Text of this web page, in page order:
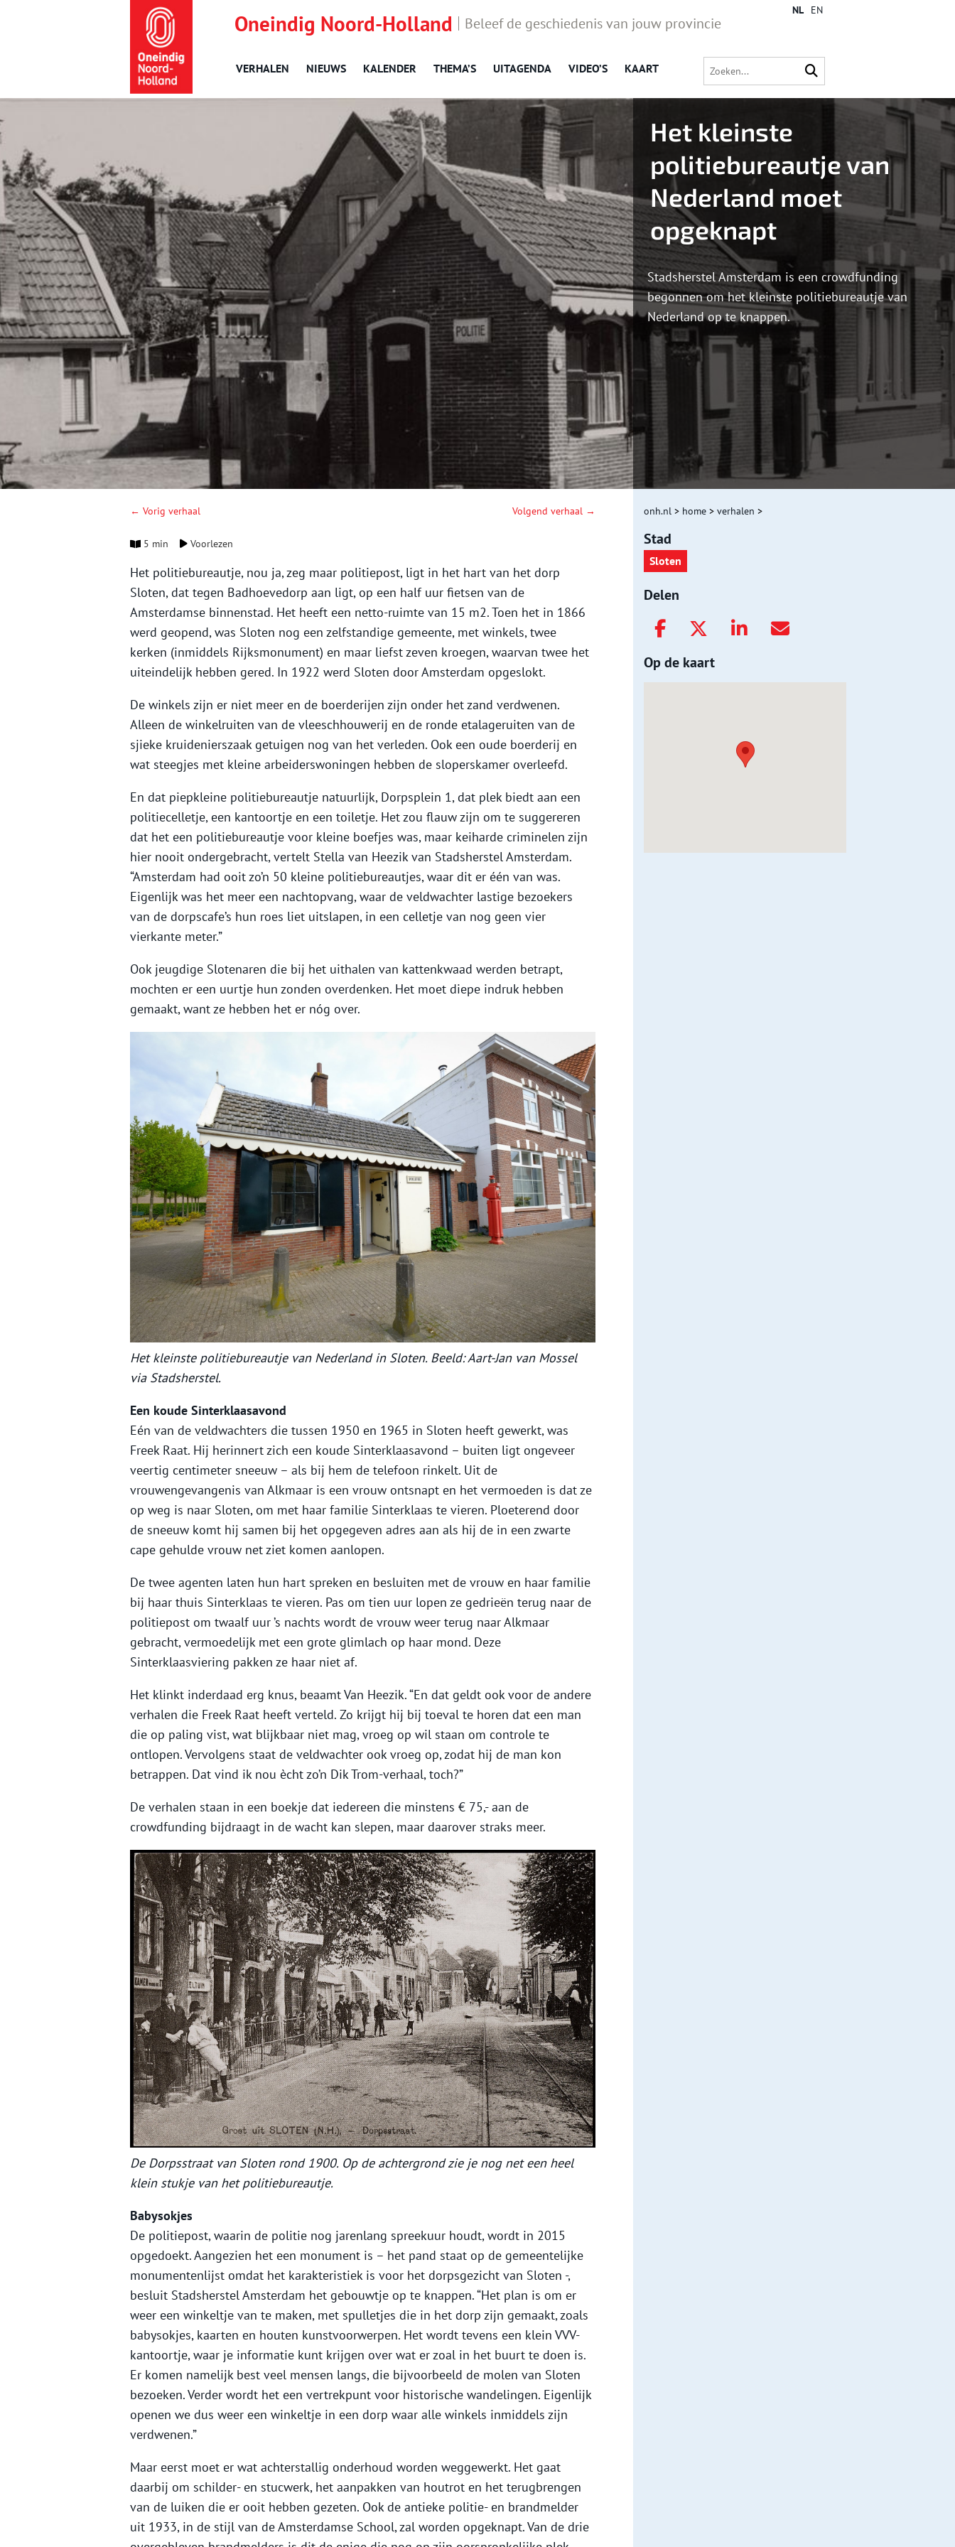
Oneindig Noord-Holland Beleef de geschiedenis van jouw provincie
VERHALEN NIEUWS KALENDER THEMA’S UITAGENDA VIDEO’S KAART
NL EN
Het kleinste
politiebureautje van
Nederland moet
opgeknapt
Stadsherstel Amsterdam is een crowdfunding
begonnen om het kleinste politiebureautje van
Nederland op te knappen.
← Vorig verhaal Volgend verhaal →
5 min Voorlezen
Het politiebureautje, nou ja, zeg maar politiepost, ligt in het hart van het dorp
Sloten, dat tegen Badhoevedorp aan ligt, op een half uur fietsen van de
Amsterdamse binnenstad. Het heeft een netto-ruimte van 15 m2. Toen het in 1866
werd geopend, was Sloten nog een zelfstandige gemeente, met winkels, twee
kerken (inmiddels Rijksmonument) en maar liefst zeven kroegen, waarvan twee het
uiteindelijk hebben gered. In 1922 werd Sloten door Amsterdam opgeslokt.
De winkels zijn er niet meer en de boerderijen zijn onder het zand verdwenen.
Alleen de winkelruiten van de vleeschhouwerij en de ronde etalageruiten van de
sjieke kruidenierszaak getuigen nog van het verleden. Ook een oude boerderij en
wat steegjes met kleine arbeiderswoningen hebben de sloperskamer overleefd.
En dat piepkleine politiebureautje natuurlijk, Dorpsplein 1, dat plek biedt aan een
politiecelletje, een kantoortje en een toiletje. Het zou flauw zijn om te suggereren
dat het een politiebureautje voor kleine boefjes was, maar keiharde criminelen zijn
hier nooit ondergebracht, vertelt Stella van Heezik van Stadsherstel Amsterdam.
“Amsterdam had ooit zo’n 50 kleine politiebureautjes, waar dit er één van was.
Eigenlijk was het meer een nachtopvang, waar de veldwachter lastige bezoekers
van de dorpscafe’s hun roes liet uitslapen, in een celletje van nog geen vier
vierkante meter.”
Ook jeugdige Slotenaren die bij het uithalen van kattenkwaad werden betrapt,
mochten er een uurtje hun zonden overdenken. Het moet diepe indruk hebben
gemaakt, want ze hebben het er nóg over.
Het kleinste politiebureautje van Nederland in Sloten. Beeld: Aart-Jan van Mossel
via Stadsherstel.
Een koude Sinterklaasavond
Eén van de veldwachters die tussen 1950 en 1965 in Sloten heeft gewerkt, was
Freek Raat. Hij herinnert zich een koude Sinterklaasavond – buiten ligt ongeveer
veertig centimeter sneeuw – als bij hem de telefoon rinkelt. Uit de
vrouwengevangenis van Alkmaar is een vrouw ontsnapt en het vermoeden is dat ze
op weg is naar Sloten, om met haar familie Sinterklaas te vieren. Ploeterend door
de sneeuw komt hij samen bij het opgegeven adres aan als hij de in een zwarte
cape gehulde vrouw net ziet komen aanlopen.
De twee agenten laten hun hart spreken en besluiten met de vrouw en haar familie
bij haar thuis Sinterklaas te vieren. Pas om tien uur lopen ze gedrieën terug naar de
politiepost om twaalf uur ’s nachts wordt de vrouw weer terug naar Alkmaar
gebracht, vermoedelijk met een grote glimlach op haar mond. Deze
Sinterklaasviering pakken ze haar niet af.
Het klinkt inderdaad erg knus, beaamt Van Heezik. “En dat geldt ook voor de andere
verhalen die Freek Raat heeft verteld. Zo krijgt hij bij toeval te horen dat een man
die op paling vist, wat blijkbaar niet mag, vroeg op wil staan om controle te
ontlopen. Vervolgens staat de veldwachter ook vroeg op, zodat hij de man kon
betrappen. Dat vind ik nou ècht zo’n Dik Trom-verhaal, toch?”
De verhalen staan in een boekje dat iedereen die minstens € 75,- aan de
crowdfunding bijdraagt in de wacht kan slepen, maar daarover straks meer.
De Dorpsstraat van Sloten rond 1900. Op de achtergrond zie je nog net een heel
klein stukje van het politiebureautje.
Babysokjes
De politiepost, waarin de politie nog jarenlang spreekuur houdt, wordt in 2015
opgedoekt. Aangezien het een monument is – het pand staat op de gemeentelijke
monumentenlijst omdat het karakteristiek is voor het dorpsgezicht van Sloten -,
besluit Stadsherstel Amsterdam het gebouwtje op te knappen. “Het plan is om er
weer een winkeltje van te maken, met spulletjes die in het dorp zijn gemaakt, zoals
babysokjes, kaarten en houten kunstvoorwerpen. Het wordt tevens een klein VVV-
kantoortje, waar je informatie kunt krijgen over wat er zoal in het buurt te doen is.
Er komen namelijk best veel mensen langs, die bijvoorbeeld de molen van Sloten
bezoeken. Verder wordt het een vertrekpunt voor historische wandelingen. Eigenlijk
openen we dus weer een winkeltje in een dorp waar alle winkels inmiddels zijn
verdwenen.”
Maar eerst moet er wat achterstallig onderhoud worden weggewerkt. Het gaat
daarbij om schilder- en stucwerk, het aanpakken van houtrot en het terugbrengen
van de luiken die er ooit hebben gezeten. Ook de antieke politie- en brandmelder
uit 1933, in de stijl van de Amsterdamse School, zal worden opgeknapt. Van de drie
onh.nl > home > verhalen >
Stad
Sloten
Delen
Op de kaart